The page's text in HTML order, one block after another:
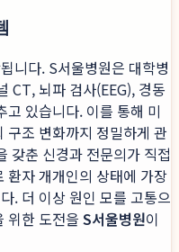
니다. S서울병원은 대학병
CT, 뇌파 검사(EEG), 경동
고 있습니다. 이를 통해 미
구조 변화까지 정밀하게 관
갖춘 신경과 전문의가 직접
환자 개개인의 상태에 가장
. 더 이상 원인 모를 고통으
위한 도전을 S서울병원이